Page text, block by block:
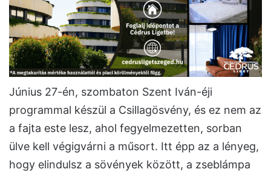
Június 27-én, szombaton Szent Iván-éji
programmal készül a Csillagösvény, és ez nem az
a fajta este lesz, ahol fegyelmezetten, sorban
ülve kell végigvárni a műsort. Itt épp az a lényeg,
hogy elindulsz a sövények között, a zseblámpa